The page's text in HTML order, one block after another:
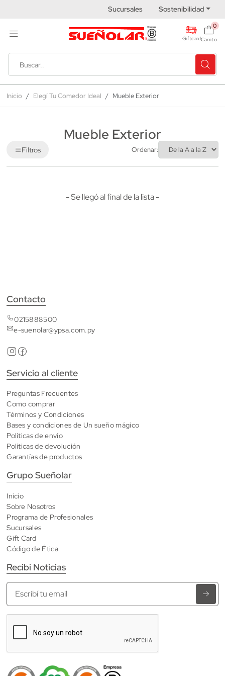
Sucursales Sostenibilidad
Giftcard
0
Carrito
Inicio Elegí Tu Comedor Ideal Mueble Exterior
Mueble Exterior
Filtros Ordenar:
- Se llegó al final de la lista -
Contacto
0215888500
e-suenolar@ypsa.com.py
Servicio al cliente
Preguntas Frecuentes
Como comprar
Términos y Condiciones
Bases y condiciones de Un sueño mágico
Políticas de envío
Políticas de devolución
Garantías de productos
Grupo Sueñolar
Inicio
Sobre Nosotros
Programa de Profesionales
Sucursales
Gift Card
Código de Ética
Recibí Noticias